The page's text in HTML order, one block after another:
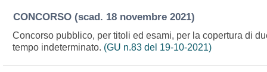
CONCORSO (scad. 18 novembre 2021)
Concorso pubblico, per titoli ed esami, per la copertura di
tempo indeterminato. (GU n.83 del 19-10-2021)